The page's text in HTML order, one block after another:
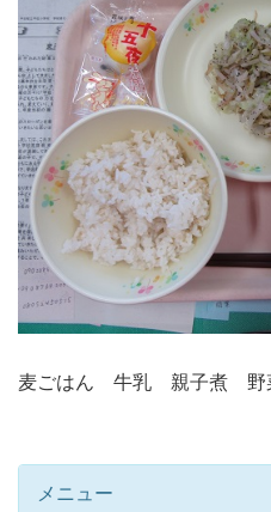
麦ごはん 牛乳 親子煮 野
メニュー